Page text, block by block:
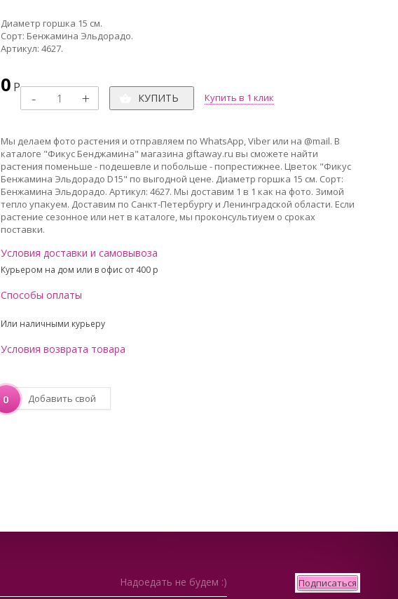
Диаметр горшка 15 см.
Сорт: Бенжамина Эльдорадо.
Артикул: 4627.
0 Р
КУПИТЬ Купить в 1 клик
Мы делаем фото растения и отправляем по WhatsApp, Viber или на @mail. В
каталоге "Фикус Бенджамина" магазина giftaway.ru вы сможете найти
растения поменьше - подешевле и побольше - попрестижнее. Цветок "Фикус
Бенжамина Эльдорадо D15" по выгодной цене. Диаметр горшка 15 см. Сорт:
Бенжамина Эльдорадо. Артикул: 4627. Мы доставим 1 в 1 как на фото. Зимой
тепло упакуем. Доставим по Санкт-Петербургу и Ленинградской области. Если
растение сезонное или нет в каталоге, мы проконсультиуем о сроках
поставки.
Условия доставки и самовывоза
Курьером на дом или в офис от 400 p
Способы оплаты
Или наличными курьеру
Условия возврата товара
0 Добавить свой
Надоедать не будем :) Подписаться